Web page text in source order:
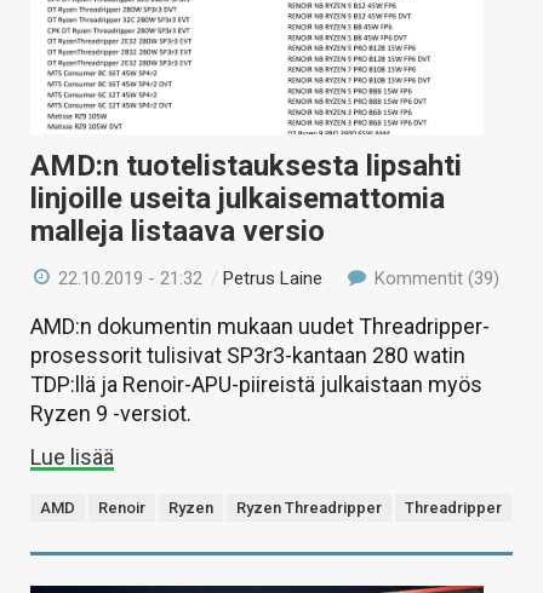
AMD:n tuotelistauksesta lipsahti
linjoille useita julkaisemattomia
malleja listaava versio
22.10.2019 - 21:32 /Petrus Laine Kommentit (39)
AMD:n dokumentin mukaan uudet Threadripper-
prosessorit tulisivat SP3r3-kantaan 280 watin
TDP:llä ja Renoir-APU-piireistä julkaistaan myös
Ryzen 9 -versiot.
Lue lisää
AMD Renoir Ryzen Ryzen Threadripper Threadripper